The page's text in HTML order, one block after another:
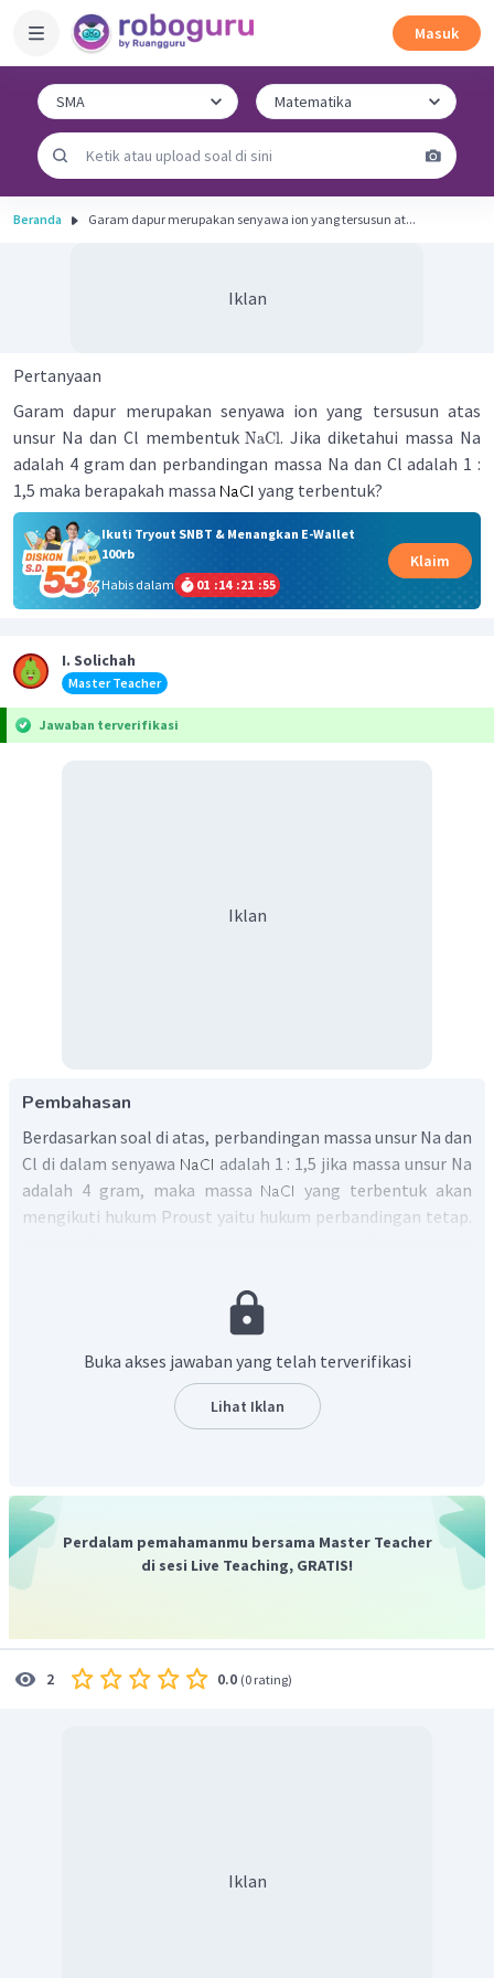
Masuk
Beranda Garam dapur merupakan senyawa ion yang tersusun at...
Iklan
Pertanyaan
Garam dapur merupakan senyawa ion yang tersusun atas
unsur Na dan Cl membentukNaCl. Jika diketahui massa Na
adalah 4 gram dan perbandingan massa Na dan Cl adalah 1 :
1,5 maka berapakah massa
yang terbentuk?
Ikuti Tryout SNBT & Menangkan E-Wallet
100rb
Habis dalam
01 :14 :21 :55
Klaim
I. Solichah
Master Teacher
Jawaban terverifikasi
Iklan
Pembahasan
Berdasarkan soal di atas, perbandingan massa unsur Na dan
Cl di dalam senyawa
adalah 1 : 1,5 jika massa unsur Na
adalah 4 gram, maka massa
yang terbentuk akan
mengikuti hukum Proust yaitu hukum perbandingan tetap.
yang terbentuk dapat dihitung dengan cara berikut.
Buka akses jawaban yang telah terverifikasi
Lihat Iklan
Perdalam pemahamanmu bersama Master Teacher
di sesi Live Teaching, GRATIS!
2 0.0 (0 rating)
Iklan